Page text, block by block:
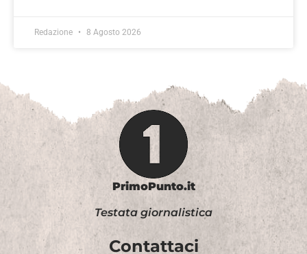
Redazione 8 Agosto 2026
PrimoPunto.it
Testata giornalistica
Contattaci